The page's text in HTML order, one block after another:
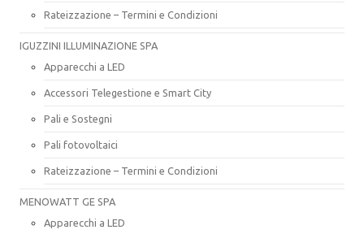
Rateizzazione – Termini e Condizioni
IGUZZINI ILLUMINAZIONE SPA
Apparecchi a LED
Accessori Telegestione e Smart City
Pali e Sostegni
Pali fotovoltaici
Rateizzazione – Termini e Condizioni
MENOWATT GE SPA
Apparecchi a LED